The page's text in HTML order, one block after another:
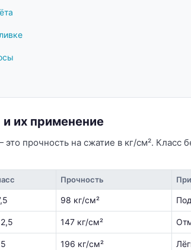
их применение
прочность на сжатие в кг/см².
Прочность
98 кг/см²
147 кг/см²
196 кг/см²